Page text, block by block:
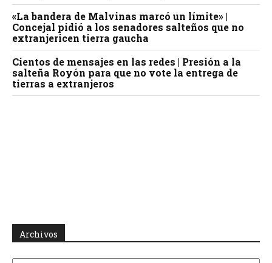
«La bandera de Malvinas marcó un límite» |
Concejal pidió a los senadores salteños que no
extranjericen tierra gaucha
Cientos de mensajes en las redes | Presión a la
salteña Royón para que no vote la entrega de
tierras a extranjeros
Archivos
Archivos